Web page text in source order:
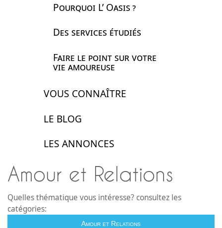
Pourquoi L’ Oasis?
Des services étudiés
Faire le point sur votre
vie amoureuse
VOUS CONNAÎTRE
LE BLOG
LES ANNONCES
Amour et Relations
Quelles thématique vous intéresse? consultez les
catégories:
Amour et Relations